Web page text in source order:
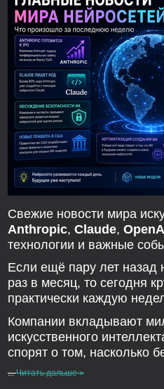
Свежие новости мира
Anthropic, Claude,
технологии и важные
Если ещё пару лет назад
раз в месяц, то сегодня
практически каждую
Компании вкладывают
искусственного
спорят о том, насколько
...Читать дальше »